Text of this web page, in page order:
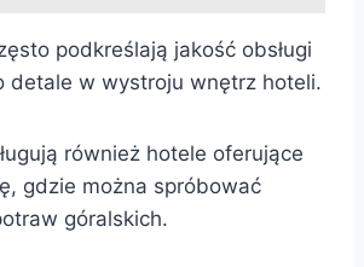
podkreślają jakość obsługi
detale w wystroju wnętrz hoteli.
również hotele oferujące
gdzie można spróbować
góralskich.